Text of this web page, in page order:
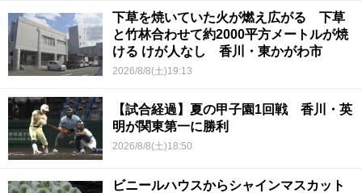
下草を焼いていた火が燃え広がる 下草
と竹林合わせて約2000平方メートルが焼
ける けが人なし 香川・東かがわ市
2026/8/8(土)19:13
【試合経過】夏の甲子園1回戦 香川・英
明が関東第一に勝利
2026/8/8(土)18:50
ビニールハウスからシャインマスカット